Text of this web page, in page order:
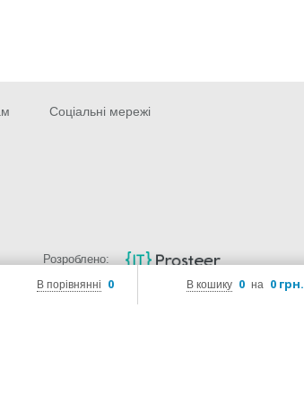
В кошику 0 на 0 грн.
В порівнянні 0
Соціальні мережі
Розроблено: